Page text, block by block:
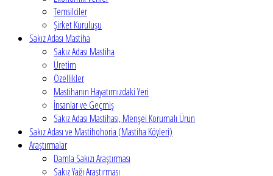
Temsilciler
Şirket Kuruluşu
Sakız Adası Mastiha
Sakız Adası Mastiha
Üretim
Özellikler
Mastihanın Hayatımızdaki Yeri
İnsanlar ve Geçmiş
Sakız Adası Mastihası, Menşei Korumalı Ürün
Sakız Adası ve Mastihohoria (Mastiha Köyleri)
Araştırmalar
Damla Sakızı Araştırması
Sakız Yağı Araştırması